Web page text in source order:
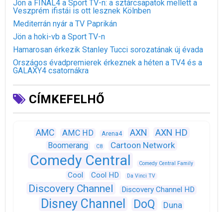
Jön a FINAL4 a Sport TV-n: a sztárcsapatok mellett a
Veszprém ifistái is ott lesznek Kölnben
Mediterrán nyár a TV Paprikán
Jön a hoki-vb a Sport TV-n
Hamarosan érkezik Stanley Tucci sorozatának új évada
Országos évadpremierek érkeznek a héten a TV4 és a
GALAXY4 csatornákra
CÍMKEFELHŐ
AMC AMC HD Arena4 AXN AXN HD
Boomerang C8 Cartoon Network
Comedy Central Comedy Central Family
Cool Cool HD Da Vinci TV
Discovery Channel Discovery Channel HD
Disney Channel DoQ
Duna